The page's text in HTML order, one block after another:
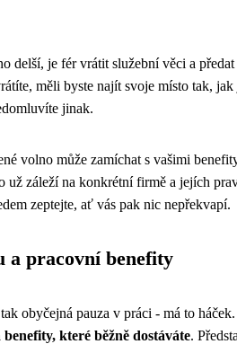
delší, je fér vrátit služební věci a předat
měli byste najít svoje místo tak, jak
jinak.
volno může zamíchat s vašimi
už záleží na konkrétní firmě a jejích
zeptejte, ať vás pak nic nepřekvapí.
a pracovní benefity
obyčejná pauza v práci - má to
které běžně dostáváte.